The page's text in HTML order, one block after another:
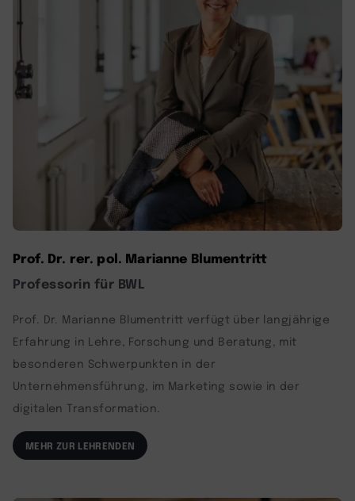
Prof. Dr. rer. pol. Marianne Blumentritt
Professorin für BWL
Prof. Dr. Marianne Blumentritt verfügt über langjährige
Erfahrung in Lehre, Forschung und Beratung, mit
besonderen Schwerpunkten in der
Unternehmensführung, im Marketing sowie in der
digitalen Transformation.
MEHR ZUR LEHRENDEN